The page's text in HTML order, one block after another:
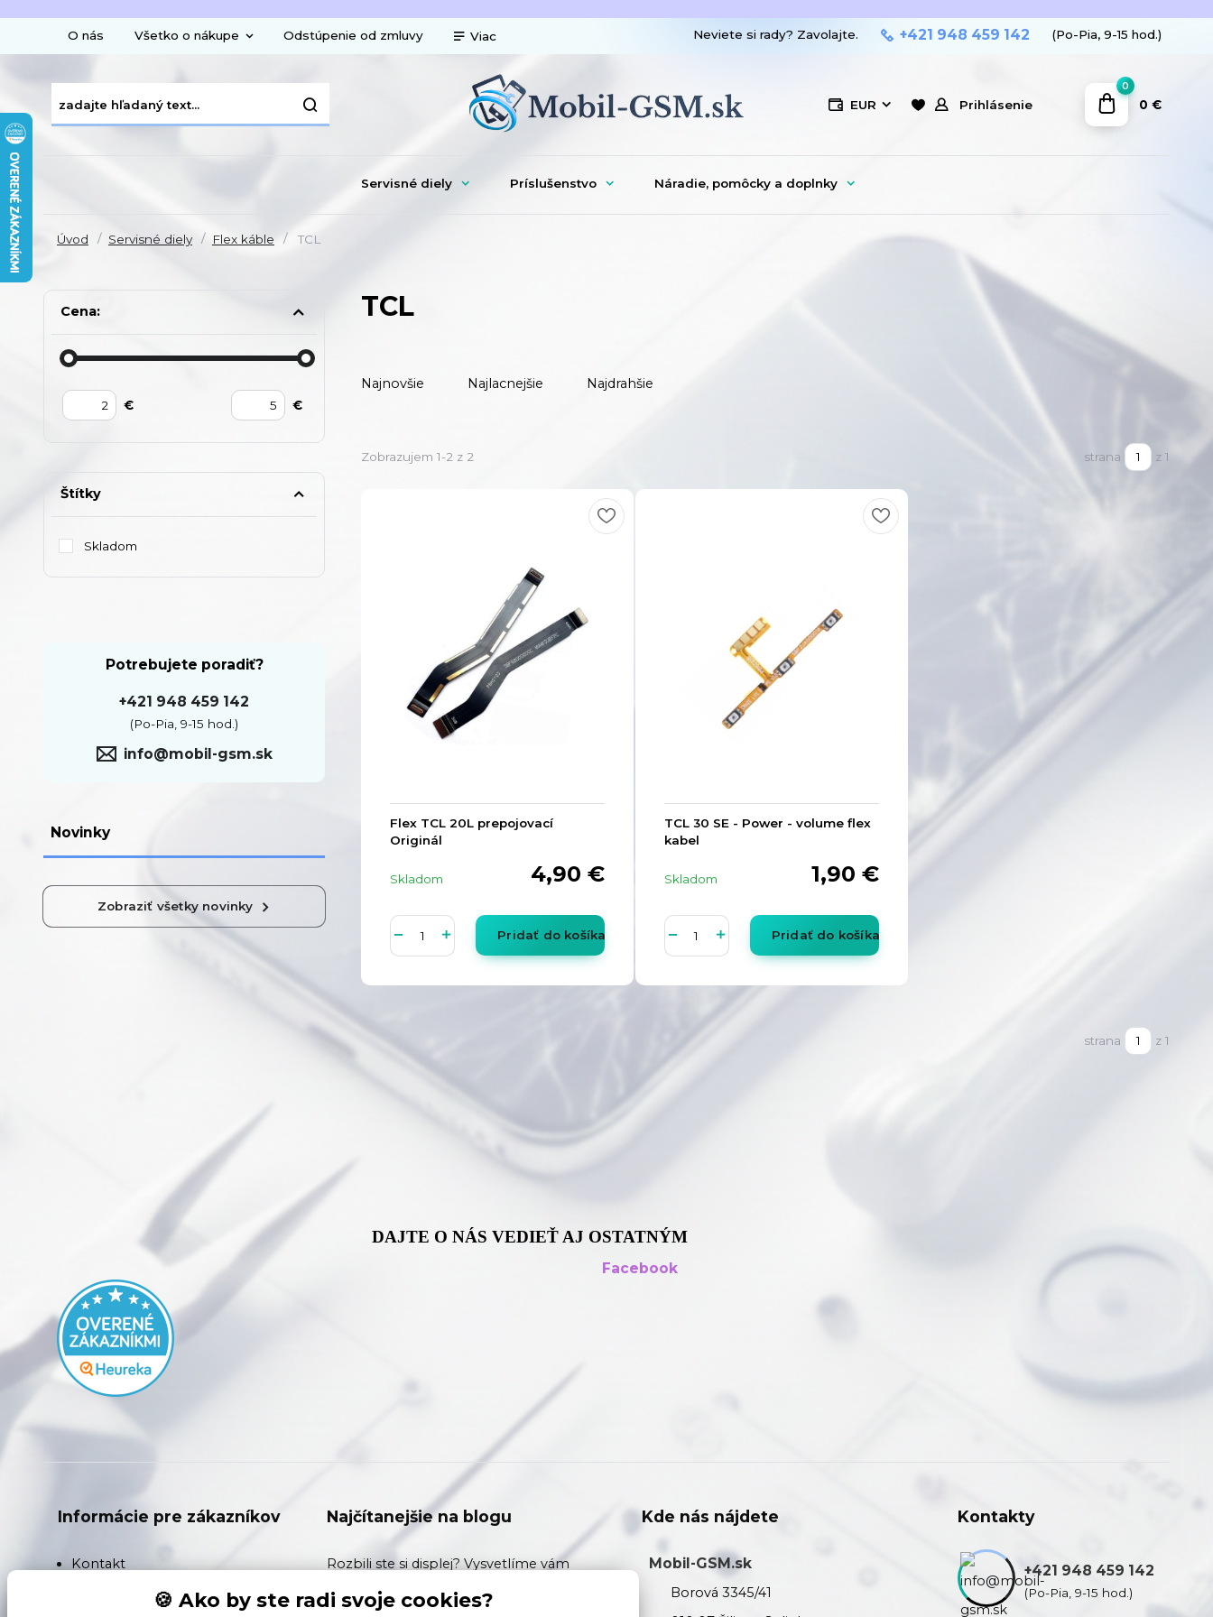
O nás Všetko o nákupe Odstúpenie od zmluvy Viac
EUR Prihlásenie
Neviete si rady? Zavolajte. +421 948 459 142 (Po-Pia, 9-15 hod.)
0
0 €
Servisné diely Príslušenstvo Náradie, pomôcky a doplnky
Úvod Servisné diely Flex káble TCL
TCL
Najnovšie Najlacnejšie Najdrahšie
Zobrazujem 1-2 z 2 strana z 1
Flex TCL 20L prepojovací
Originál
4,90 €
Skladom
Pridať do košíka
TCL 30 SE - Power - volume flex
kabel
1,90 €
Skladom
Pridať do košíka
strana z 1
Cena:
€ €
Štítky
Skladom
Potrebujete poradiť?
+421 948 459 142
(Po-Pia, 9-15 hod.)
info@mobil-gsm.sk
Novinky
Zobraziť všetky novinky
DAJTE O NÁS VEDIEŤ AJ OSTATNÝM
Facebook
Informácie pre zákazníkov
Kontakt
Najčítanejšie na blogu
Rozbili ste si displej? Vysvetlíme vám
rozdiel medzi Originálom, Soft OLED,
Kde nás nájdete
Mobil-GSM.sk
Borová 3345/41
Kontakty
+421 948 459 142
(Po-Pia, 9-15 hod.)
🍪 Ako by ste radi svoje cookies?